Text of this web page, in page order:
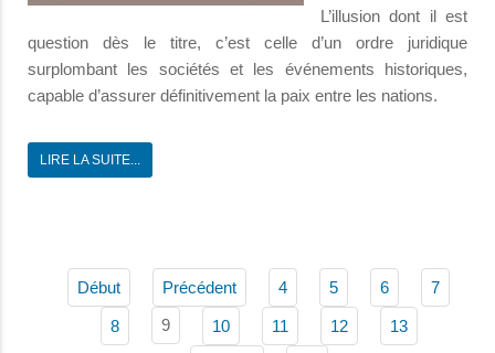
L’illusion dont il est
question dès le titre, c’est celle d’un ordre juridique
surplombant les sociétés et les événements historiques,
capable d’assurer définitivement la paix entre les nations.
LIRE LA SUITE...
Début Précédent 4 5 6 7
8 9 10 11 12 13